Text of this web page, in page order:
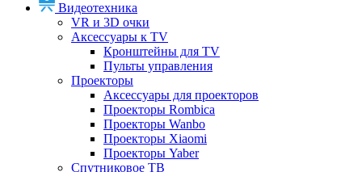
Видеотехника
VR и 3D очки
Аксессуары к TV
Кронштейны для TV
Пульты управления
Проекторы
Аксессуары для проекторов
Проекторы Rombica
Проекторы Wanbo
Проекторы Xiaomi
Проекторы Yaber
Спутниковое ТВ